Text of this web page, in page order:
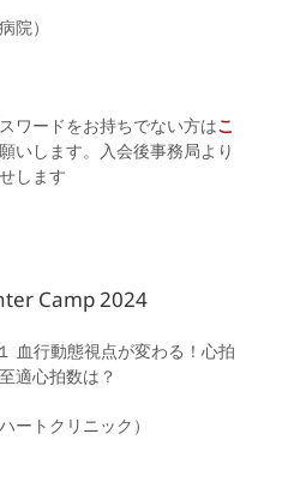
院）
ワードをお持ちでない方はこ
いします。入会後事務局より
します
Camp 2024
血行動態視点が変わる！心拍
適心拍数は？
トクリニック）